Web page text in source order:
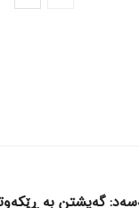
گەیشتن بە